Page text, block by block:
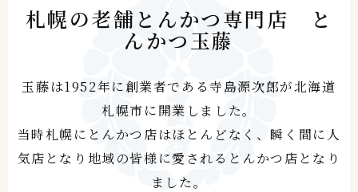
札幌の老舗とんかつ専門店 と
んかつ玉藤
玉藤は1952年に創業者である寺島源次郎が北海道
札幌市に開業しました。
当時札幌にとんかつ店はほとんどなく、瞬く間に人
気店となり 地域の皆様に愛されるとんかつ店となり
ました。